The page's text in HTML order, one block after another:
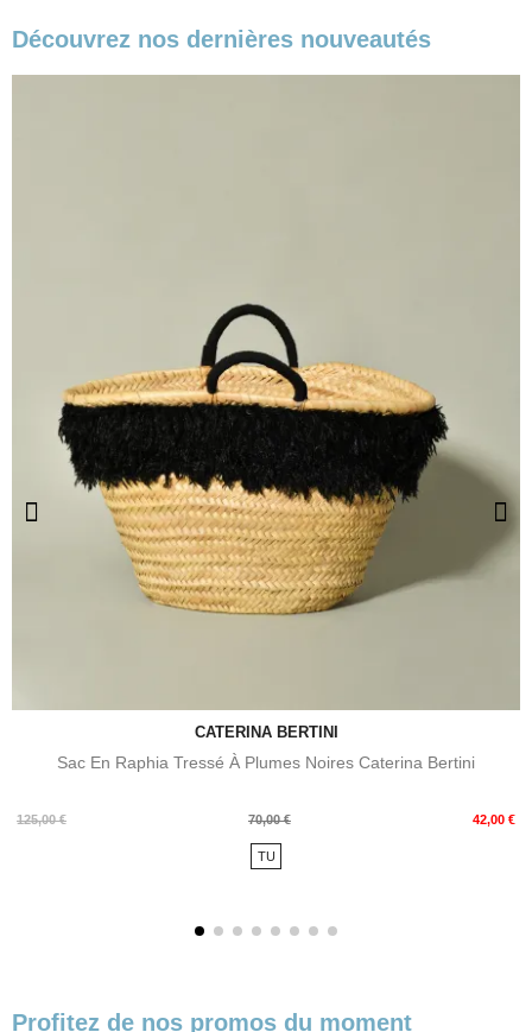
Découvrez nos dernières nouveautés
CATERINA BERTINI
Sac En Raphia Tressé À Plumes Noires Caterina Bertini
125,00 €
Prix
70,00 € 42,00 €
Prix
TU
Profitez de nos promos du moment